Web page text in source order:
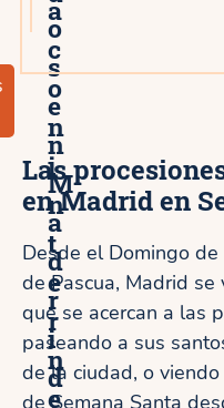
a
c
o
n
i
n
t
e
r
n
e
o
s
e
n
M
a
d
r
i
d
Las
en Madrid en
Desde el Domingo
de Pascua, Madrid
que se acercan a las
paseando a sus
de la ciudad, o
de Semana Santa